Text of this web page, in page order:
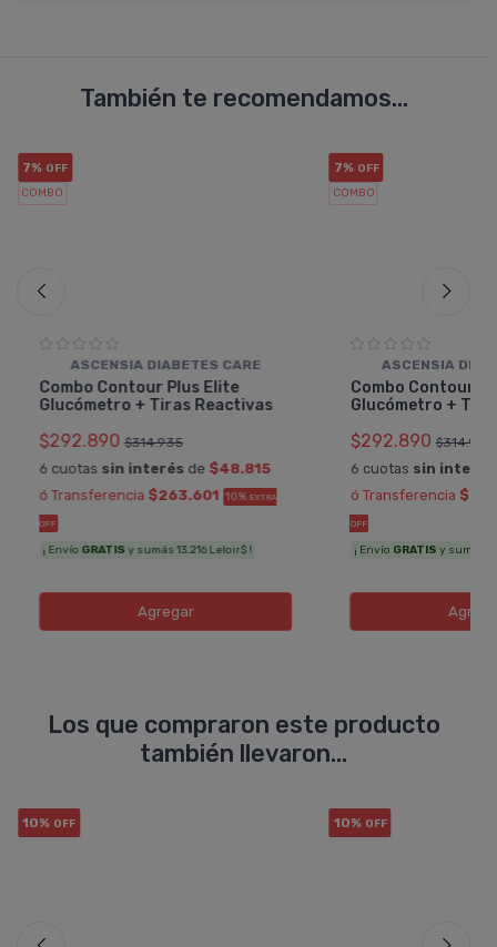
También te recomendamos...
7% OFF
COMBO
ASCENSIA DIABETES CARE
Combo Contour Plus Elite
Glucómetro + Tiras Reactivas
$292.890 $314.935
6 cuotas sin interésde $48.815
ó Transferencia $263.601 10% EXTRA
OFF
¡ Envío GRATISy sumás 13.216 Leloir$ !
Agregar
7% OFF
COMBO
ASCENSIA
Combo Contour
Glucómetro +
$292.890 $314.935
6 cuotas sin interés
ó Transferencia
OFF
¡ Envío GRATIS y sumás
Los que compraron este producto
también llevaron...
10% OFF 10% OFF